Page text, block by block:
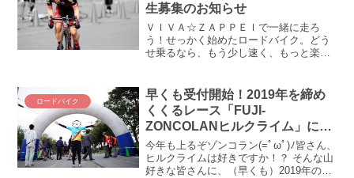
生募集のお知らせ
ＶＩＶＡ☆ＺＡＰＰＥＩで一緒に走ろ
う！せっかく始めたロードバイク。どう
せ乗るなら、もう少し速く、もっと楽し
りするとき、同じ境遇の仲間がいると世
界が変わります(*´ω｀*...
ロードバイク
早くも受付開始！2019年を締め
くくるレース「FUJI-
ZONCOLANヒルクライム」に出
よう！
今年も上るぞゾンコラン(=ﾟωﾟ)ﾉ皆さん、
ヒルクライムは好きですか！？ そんな山
好きな皆さんに、（早くも）2019年のラ